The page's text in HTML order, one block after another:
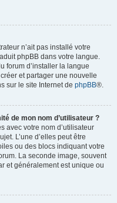
n’ait pas installé votre
phpBB dans votre langue.
forum d’installer la langue
et partager une nouvelle
sur le site Internet de phpBB®.
de mon nom d’utilisateur ?
avec votre nom d’utilisateur
L’une d’elles peut être
ou des blocs indiquant votre
La seconde image, souvent
et généralement est unique ou